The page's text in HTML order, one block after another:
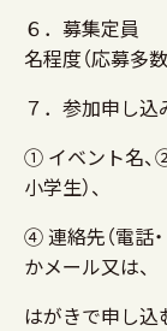
６．募集定員
名程度（応募多
７．参加申し
① イベント名、②
小学生）、
④ 連絡先（電話
かメール又は、
はがきで申し込